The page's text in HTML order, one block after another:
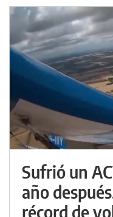
Sufrió un
año
récord de